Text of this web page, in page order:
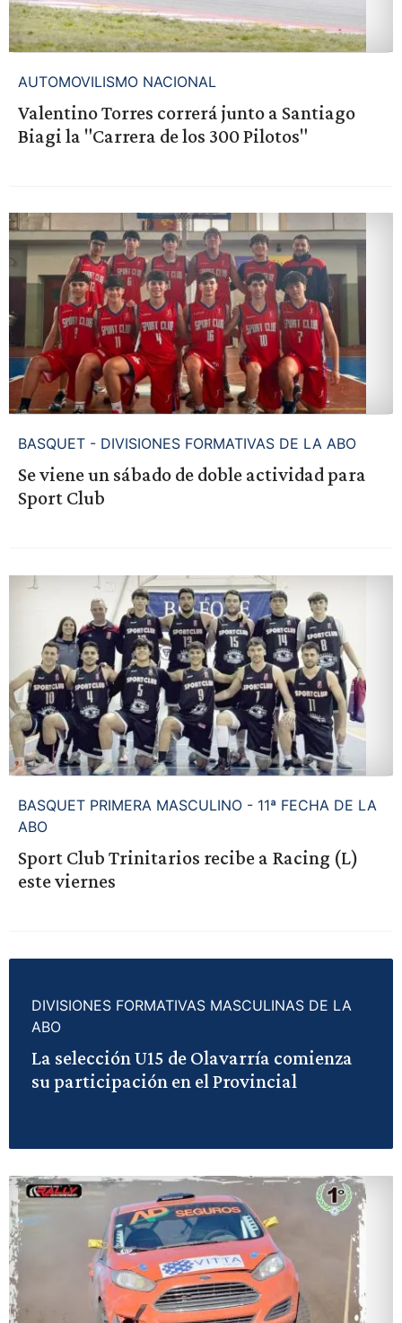
AUTOMOVILISMO NACIONAL
Valentino Torres correrá junto a Santiago
Biagi la "Carrera de los 300 Pilotos"
BASQUET - DIVISIONES FORMATIVAS DE LA ABO
Se viene un sábado de doble actividad para
Sport Club
BASQUET PRIMERA MASCULINO - 11ª FECHA DE LA
ABO
Sport Club Trinitarios recibe a Racing (L)
este viernes
DIVISIONES FORMATIVAS MASCULINAS DE LA
ABO
La selección U15 de Olavarría comienza
su participación en el Provincial